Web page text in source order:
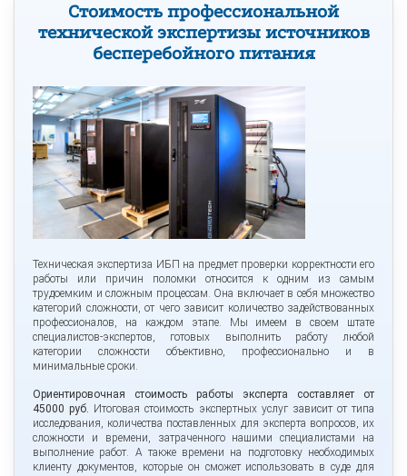
Стоимость профессиональной
технической экспертизы источников
бесперебойного питания
Техническая экспертиза ИБП на предмет проверки корректности его
работы или причин поломки относится к одним из самым
трудоемким и сложным процессам. Она включает в себя множество
категорий сложности, от чего зависит количество задействованных
профессионалов, на каждом этапе. Мы имеем в своем штате
специалистов-экспертов, готовых выполнить работу любой
категории сложности объективно, профессионально и в
минимальные сроки.
Ориентировочная стоимость работы эксперта составляет от
45000 руб. Итоговая стоимость экспертных услуг зависит от типа
исследования, количества поставленных для эксперта вопросов, их
сложности и времени, затраченного нашими специалистами на
выполнение работ. А также времени на подготовку необходимых
клиенту документов, которые он сможет использовать в суде для